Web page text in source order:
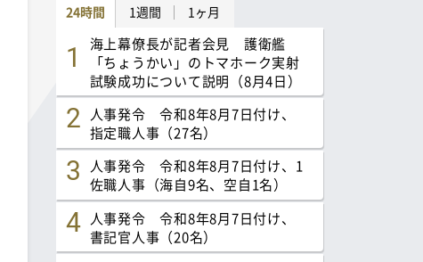
24時間 1週間 1ヶ月
海上幕僚長が記者会見 護衛艦
「ちょうかい」のトマホーク実射
試験成功について説明（8月4日）
人事発令 令和8年8月7日付け、
指定職人事（27名）
人事発令 令和8年8月7日付け、1
佐職人事（海自9名、空自1名）
人事発令 令和8年8月7日付け、
書記官人事（20名）